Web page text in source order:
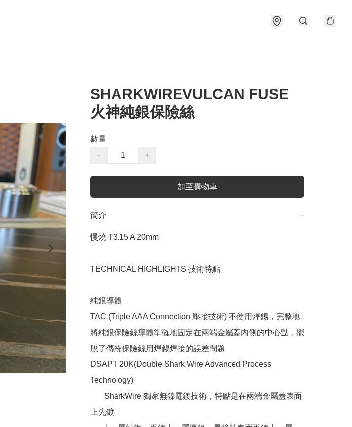
SHARKWIREVULCAN FUSE
火神純銀保險絲
數量
−
+
加至購物車
簡介 −
慢燒 T3.15 A 20mm
TECHNICAL HIGHLIGHTS 技術特點
純銀導體
TAC (Triple AAA Connection 壓接技術) 不使用焊錫，完整地
將純銀保險絲導體準確地固定在兩端金屬蓋內側的中心點，擺
脫了傳統保險絲用焊錫焊接的誤差問題
DSAPT 20K(Double Shark Wire Advanced Process
Technology)
上先鍍